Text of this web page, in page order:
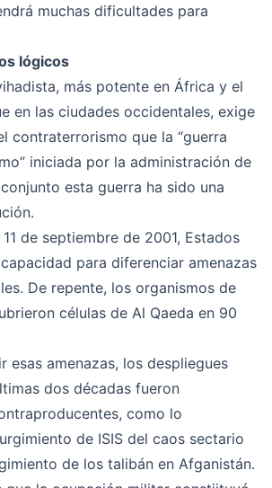
muchas dificultades para
lógicos
más potente en África y el
en las ciudades occidentales, exige
contraterrorismo que la “guerra
iniciada por la administración de
esta guerra ha sido una
de septiembre de 2001, Estados
para diferenciar amenazas
De repente, los organismos de
células de Al Qaeda en 90
amenazas, los despliegues
dos décadas fueron
como lo
de ISIS del caos sectario
de los talibán en Afganistán.